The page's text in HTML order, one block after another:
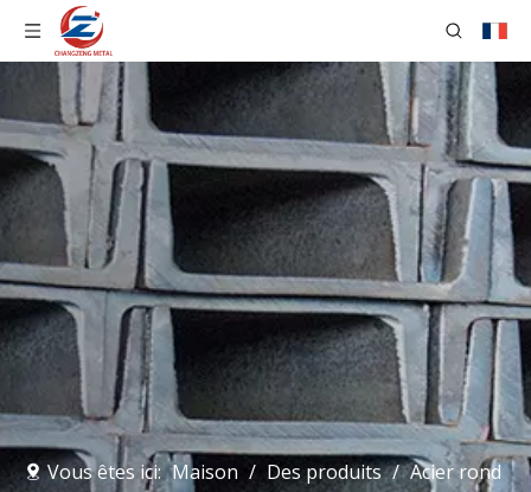
Vous êtes ici: Maison / Des produits / Acier rond